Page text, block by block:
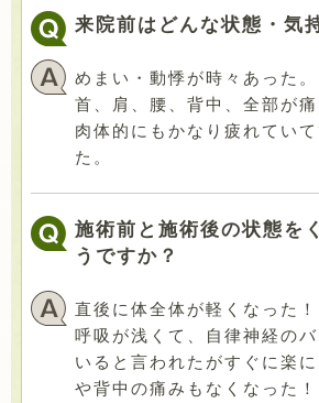
来院前はどんな状態・気
めまい・動悸が時々あった。
首、肩、腰、背中、全部が
肉体的にもかなり疲れてい
た。
施術前と施術後の状態を
うですか？
直後に体全体が軽くなった！
呼吸が浅くて、自律神経の
いると言われたがすぐに楽
や背中の痛みもなくなった！